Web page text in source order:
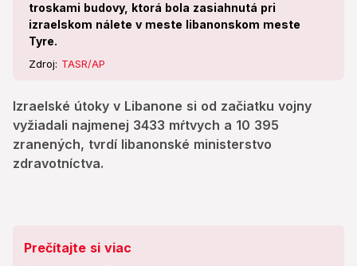
troskami budovy, ktorá bola zasiahnutá pri
izraelskom nálete v meste libanonskom meste
Tyre.
Zdroj: TASR/AP
Izraelské útoky v Libanone si od začiatku vojny
vyžiadali najmenej 3433 mŕtvych a 10 395
zranených, tvrdí libanonské ministerstvo
zdravotníctva.
Prečítajte si viac